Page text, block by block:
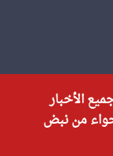
الأخبار
من نبض